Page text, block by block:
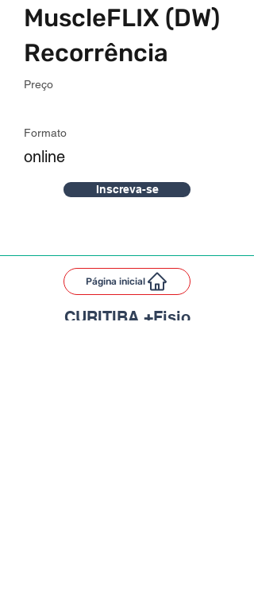
MuscleFLIX (DW)
Recorrência
Preço
Formato
online
Inscreva-se
Página inicial
CURITIBA +Fisio